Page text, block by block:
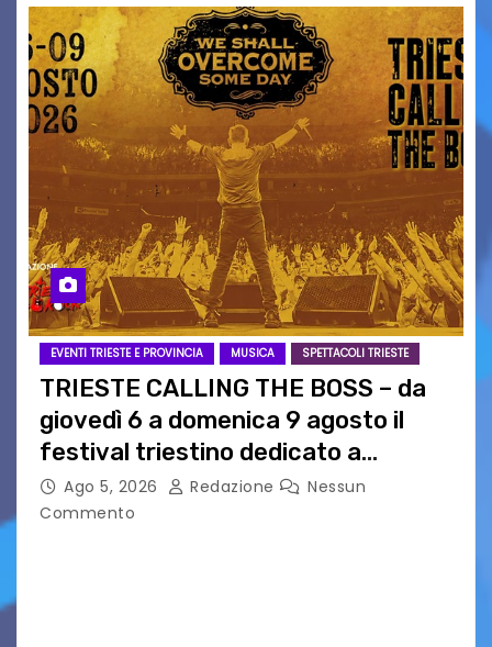
EVENTI TRIESTE E PROVINCIA MUSICA SPETTACOLI TRIESTE
TRIESTE CALLING THE BOSS – da
giovedì 6 a domenica 9 agosto il
festival triestino dedicato a
Springsteen
Ago 5, 2026 Redazione
Nessun
Commento